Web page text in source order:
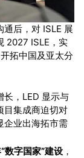
后，对 ISLE 展
2027 ISLE，实
拓中国及亚太分
长，LED 显示与
目集成商迫切对
企业出海拓市需
数字国家”建设 ，